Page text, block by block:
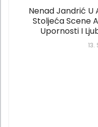
Nenad Jandrić U
Stoljeća Scene
Upornosti I
13.